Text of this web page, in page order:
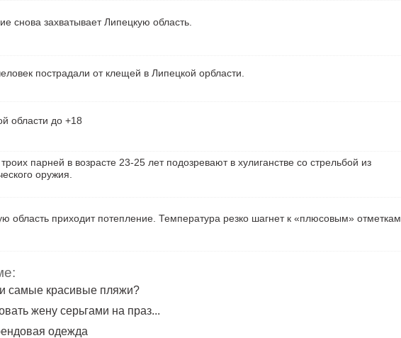
снова захватывает Липецкую область.
пострадали от клещей в Липецкой орбласти.
области до +18
парней в возрасте 23-25 лет подозревают в хулиганстве со стрельбой из
оружия.
область приходит потепление. Температура резко шагнет к «плюсовым» отметкам.
самые красивые пляжи?
жену серьгами на праз...
одежда